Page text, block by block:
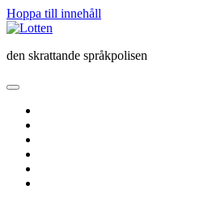
Hoppa till innehåll
Lotten
den skrattande språkpolisen
öppna
meny